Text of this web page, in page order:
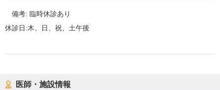
備考:臨時休診あり
休診日:木、日、祝、土午後
医師・施設情報